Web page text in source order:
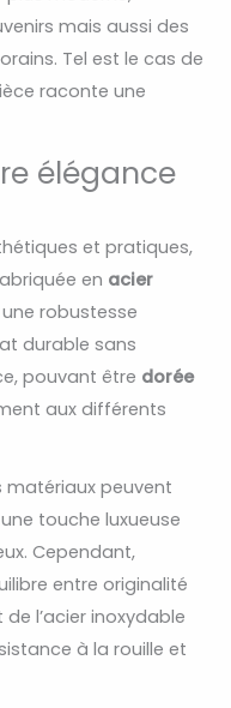
mais aussi des
Tel est le cas de
raconte une
élégance
et pratiques,
en acier
robustesse
durable sans
pouvant être dorée
aux différents
matériaux peuvent
touche luxueuse
Cependant,
entre originalité
l’acier inoxydable
à la rouille et